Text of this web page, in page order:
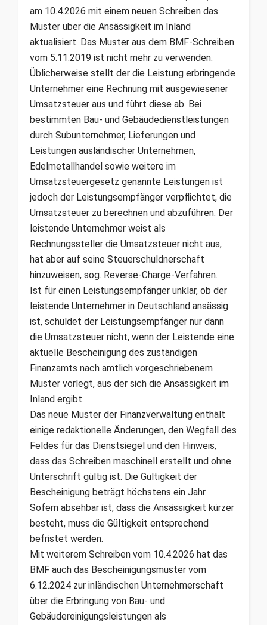
am 10.4.2026 mit einem neuen Schreiben das
Muster über die Ansässigkeit im Inland
aktualisiert. Das Muster aus dem BMF-Schreiben
vom 5.11.2019 ist nicht mehr zu verwenden.
Üblicherweise stellt der die Leistung erbringende
Unternehmer eine Rechnung mit ausgewiesener
Umsatzsteuer aus und führt diese ab. Bei
bestimmten Bau- und Gebäudedienstleistungen
durch Subunternehmer, Lieferungen und
Leistungen ausländischer Unternehmen,
Edelmetallhandel sowie weitere im
Umsatzsteuergesetz genannte Leistungen ist
jedoch der Leistungsempfänger verpflichtet, die
Umsatzsteuer zu berechnen und abzuführen. Der
leistende Unternehmer weist als
Rechnungssteller die Umsatzsteuer nicht aus,
hat aber auf seine Steuerschuldnerschaft
hinzuweisen, sog. Reverse-Charge-Verfahren.
Ist für einen Leistungsempfänger unklar, ob der
leistende Unternehmer in Deutschland ansässig
ist, schuldet der Leistungsempfänger nur dann
die Umsatzsteuer nicht, wenn der Leistende eine
aktuelle Bescheinigung des zuständigen
Finanzamts nach amtlich vorgeschriebenem
Muster vorlegt, aus der sich die Ansässigkeit im
Inland ergibt.
Das neue Muster der Finanzverwaltung enthält
einige redaktionelle Änderungen, den Wegfall des
Feldes für das Dienstsiegel und den Hinweis,
dass das Schreiben maschinell erstellt und ohne
Unterschrift gültig ist. Die Gültigkeit der
Bescheinigung beträgt höchstens ein Jahr.
Sofern absehbar ist, dass die Ansässigkeit kürzer
besteht, muss die Gültigkeit entsprechend
befristet werden.
Mit weiterem Schreiben vom 10.4.2026 hat das
BMF auch das Bescheinigungsmuster vom
6.12.2024 zur inländischen Unternehmerschaft
über die Erbringung von Bau- und
Gebäudereinigungsleistungen als